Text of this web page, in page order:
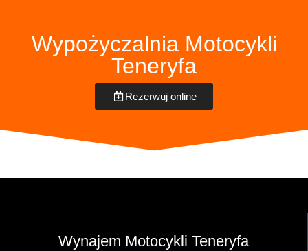
Wypożyczalnia Motocykli
Teneryfa
Rezerwuj online
Wynajem Motocykli Teneryfa